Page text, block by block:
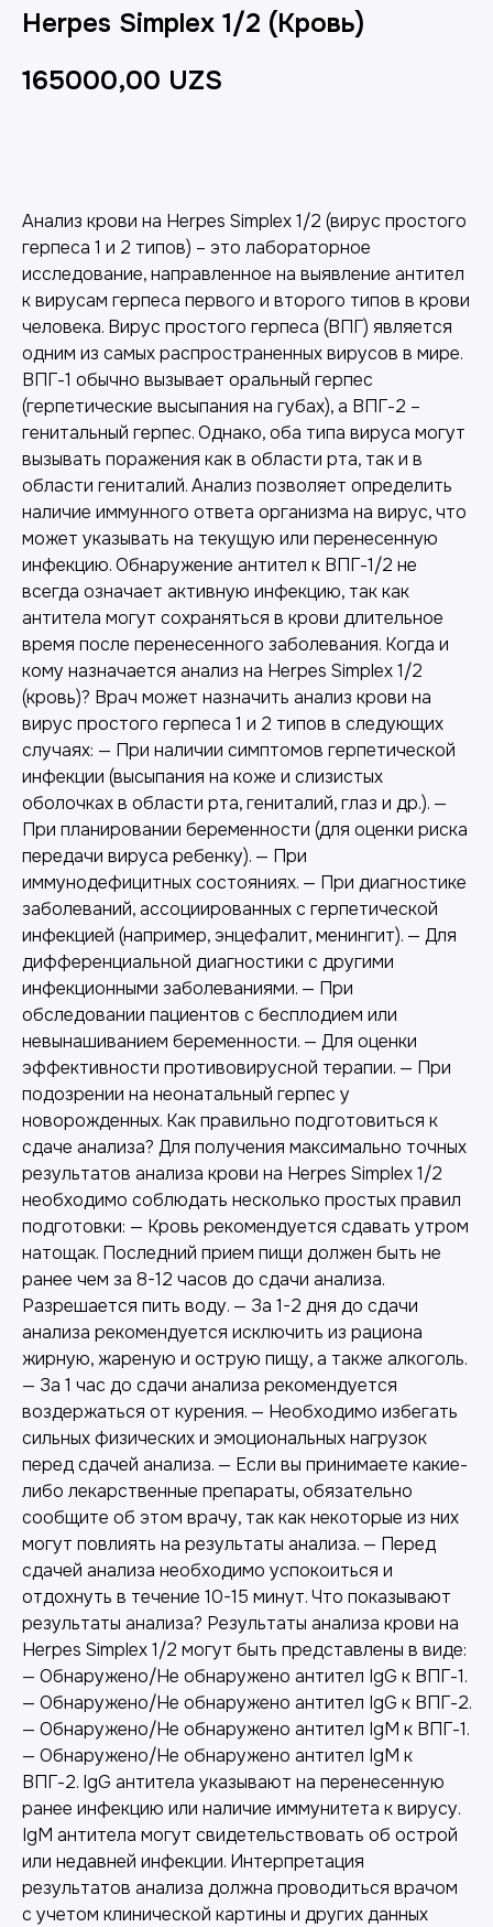
Herpes Simplex 1/2 (Кровь)
165000,00 UZS
Анализ крови на Herpes Simplex 1/2 (вирус простого
герпеса 1 и 2 типов) – это лабораторное
исследование, направленное на выявление антител
к вирусам герпеса первого и второго типов в крови
человека. Вирус простого герпеса (ВПГ) является
одним из самых распространенных вирусов в мире.
ВПГ-1 обычно вызывает оральный герпес
(герпетические высыпания на губах), а ВПГ-2 –
генитальный герпес. Однако, оба типа вируса могут
вызывать поражения как в области рта, так и в
области гениталий. Анализ позволяет определить
наличие иммунного ответа организма на вирус, что
может указывать на текущую или перенесенную
инфекцию. Обнаружение антител к ВПГ-1/2 не
всегда означает активную инфекцию, так как
антитела могут сохраняться в крови длительное
время после перенесенного заболевания. Когда и
кому назначается анализ на Herpes Simplex 1/2
(кровь)? Врач может назначить анализ крови на
вирус простого герпеса 1 и 2 типов в следующих
случаях: — При наличии симптомов герпетической
инфекции (высыпания на коже и слизистых
оболочках в области рта, гениталий, глаз и др.). —
При планировании беременности (для оценки риска
передачи вируса ребенку). — При
иммунодефицитных состояниях. — При диагностике
заболеваний, ассоциированных с герпетической
инфекцией (например, энцефалит, менингит). — Для
дифференциальной диагностики с другими
инфекционными заболеваниями. — При
обследовании пациентов с бесплодием или
невынашиванием беременности. — Для оценки
эффективности противовирусной терапии. — При
подозрении на неонатальный герпес у
новорожденных. Как правильно подготовиться к
сдаче анализа? Для получения максимально точных
результатов анализа крови на Herpes Simplex 1/2
необходимо соблюдать несколько простых правил
подготовки: — Кровь рекомендуется сдавать утром
натощак. Последний прием пищи должен быть не
ранее чем за 8-12 часов до сдачи анализа.
Разрешается пить воду. — За 1-2 дня до сдачи
анализа рекомендуется исключить из рациона
жирную, жареную и острую пищу, а также алкоголь.
— За 1 час до сдачи анализа рекомендуется
воздержаться от курения. — Необходимо избегать
сильных физических и эмоциональных нагрузок
перед сдачей анализа. — Если вы принимаете какие-
либо лекарственные препараты, обязательно
сообщите об этом врачу, так как некоторые из них
могут повлиять на результаты анализа. — Перед
сдачей анализа необходимо успокоиться и
отдохнуть в течение 10-15 минут. Что показывают
результаты анализа? Результаты анализа крови на
Herpes Simplex 1/2 могут быть представлены в виде:
— Обнаружено/Не обнаружено антител IgG к ВПГ-1.
— Обнаружено/Не обнаружено антител IgG к ВПГ-2.
— Обнаружено/Не обнаружено антител IgM к ВПГ-1.
— Обнаружено/Не обнаружено антител IgM к
ВПГ-2. IgG антитела указывают на перенесенную
ранее инфекцию или наличие иммунитета к вирусу.
IgM антитела могут свидетельствовать об острой
или недавней инфекции. Интерпретация
результатов анализа должна проводиться врачом
с учетом клинической картины и других данных